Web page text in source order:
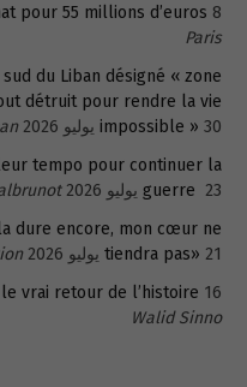
pour 55 millions d’euros 8 أغسطس 2026
Paris
du Liban désigné « zone
détruit pour rendre la vie
impossible » 30 يوليو 2026
tempo pour continuer la
guerre 23 يوليو 2026
dure encore, mon cœur ne
tiendra pas» 21 يوليو 2026
le vrai retour de l’histoire 16 يوليو 2026
Walid Sinno